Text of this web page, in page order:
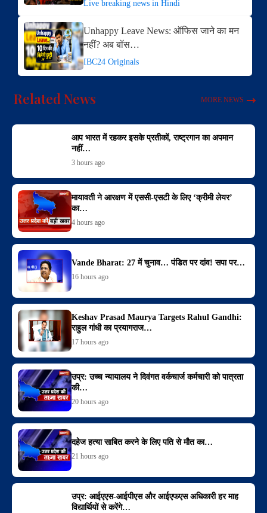
Live breaking news in Hindi
Unhappy Leave News: ऑफिस जाने का मन
नहीं? अब बॉस…
IBC24 Originals
Related News MORE NEWS
आप भारत में रहकर इसके प्रतीकों, राष्ट्रगान का अपमान
नहीं…
3 hours ago
मायावती ने आरक्षण में एससी-एसटी के लिए ‘क्रीमी लेयर’
का…
4 hours ago
Vande Bharat: 27 में चुनाव… पंडित पर दांव! सपा पर…
16 hours ago
Keshav Prasad Maurya Targets Rahul Gandhi:
राहुल गांधी का प्रयागराज…
17 hours ago
उप्र: उच्च न्यायालय ने दिवंगत वर्कचार्ज कर्मचारी को पात्रता
की…
20 hours ago
दहेज हत्या साबित करने के लिए पति से मौत का…
21 hours ago
उप्र: आईएएस-आईपीएस और आईएफएस अधिकारी हर माह
विद्यार्थियों से करेंगे…